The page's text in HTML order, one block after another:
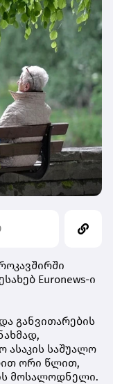
Euronews-ი
განვითარების
ასაკის საშუალო
ორი წლით,
მოსალოდნელი.